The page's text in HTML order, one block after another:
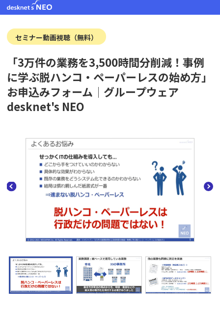
セミナー動画視聴（無料）
「3万件の業務を3,500時間分削減！事例
に学ぶ脱ハンコ・ペーパーレスの始め方」
お申込みフォーム│グループウェア
desknet's NEO